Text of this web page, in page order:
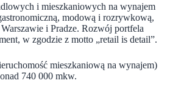
i mieszkaniowych na wynajem
modową i rozrywkową,
i Pradze. Rozwój portfela
w zgodzie z motto „retail is detail”.
mieszkaniową na wynajem)
740 000 mkw.